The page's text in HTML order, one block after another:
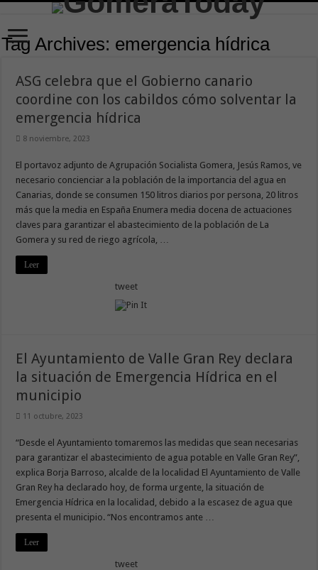
Tag Archives: emergencia hídrica
ASG celebra que el Gobierno canario
coordine con los cabildos cómo solventar la
emergencia hídrica
8 noviembre, 2023
El portavoz adjunto de Agrupación Socialista Gomera, Jesús Ramos, ve
necesario concienciar a la población de la importancia del agua en
Canarias, donde se consumen 150 litros diarios por persona, 20 litros
más que la media en España Enumera media docena de actuaciones
claves para garantizar el abastecimiento de la población de La
Gomera y su red de riego agrícola, …
Leer
tweet
El Ayuntamiento de Valle Gran Rey declara
la situación de Emergencia Hídrica en el
municipio
11 octubre, 2023
“Desde el Ayuntamiento tomaremos las medidas que sean necesarias
para garantizar el abastecimiento de agua potable en Valle Gran Rey”,
explica Borja Barroso, alcalde de la localidad El Ayuntamiento de Valle
Gran Rey ha declarado hoy, de forma urgente, la situación de
Emergencia Hídrica en la localidad, debido a la escasez de agua que
presenta el municipio. “Nos encontramos ante …
Leer
tweet